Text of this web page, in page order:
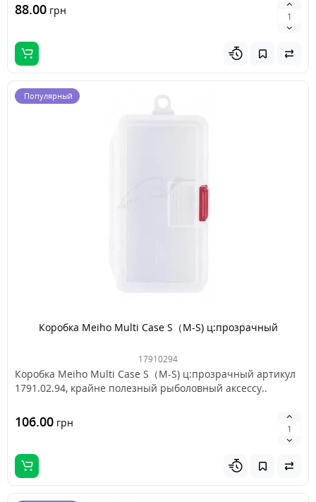
88.00 грн
Популярный
Коробка Meiho Multi Case S（M-S) ц:прозрачный
17910294
Коробка Meiho Multi Case S（M-S) ц:прозрачный артикул
1791.02.94, крайне полезный рыболовный аксессу..
106.00 грн